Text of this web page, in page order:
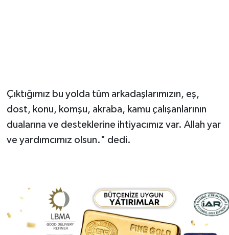
Çıktığımız bu yolda tüm arkadaşlarımızın, eş,
dost, konu, komşu, akraba, kamu çalışanlarının
dualarına ve desteklerine ihtiyacımız var. Allah yar
ve yardımcımız olsun." dedi.